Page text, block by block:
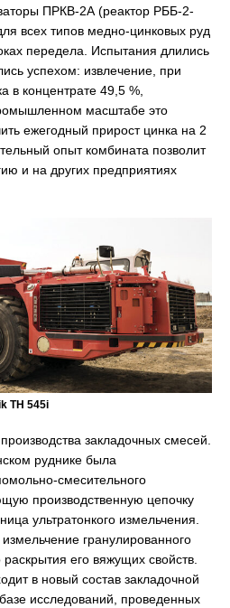
ПРКВ-2А (реактор РББ-2-
всех типов медно-цинковых руд
передела. Испытания длились
успехом: извлечение, при
в концентрате 49,5 %,
масштабе это
ежегодный прирост цинка на 2
опыт комбината позволит
и на других предприятиях
TH 545i
закладочных смесей.
руднике была
смесительного
производственную цепочку
ультратонкого измельчения.
гранулированного
его вяжущих свойств.
в новый состав закладочной
исследований, проведенных